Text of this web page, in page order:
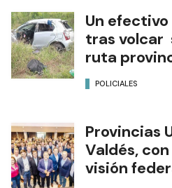
Un
tras volcar
ruta
POLICIALES
Provincias
Valdés,
visión